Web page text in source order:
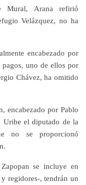
Mural, Arana refirió
Velázquez, no ha
encabezado por
uno de ellos por
Chávez, ha omitido
encabezado por Pablo
el diputado de la
no se proporcionó
se incluye en
regidores-, tendrán un